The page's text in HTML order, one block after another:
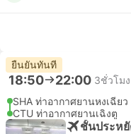
ยืนยันทันที
18:50 22:00 3ชั่วโม
SHA ท่าอากาศยานหงเฉียว
CTU ท่าอากาศยานเฉิงตู
ชั้นประห